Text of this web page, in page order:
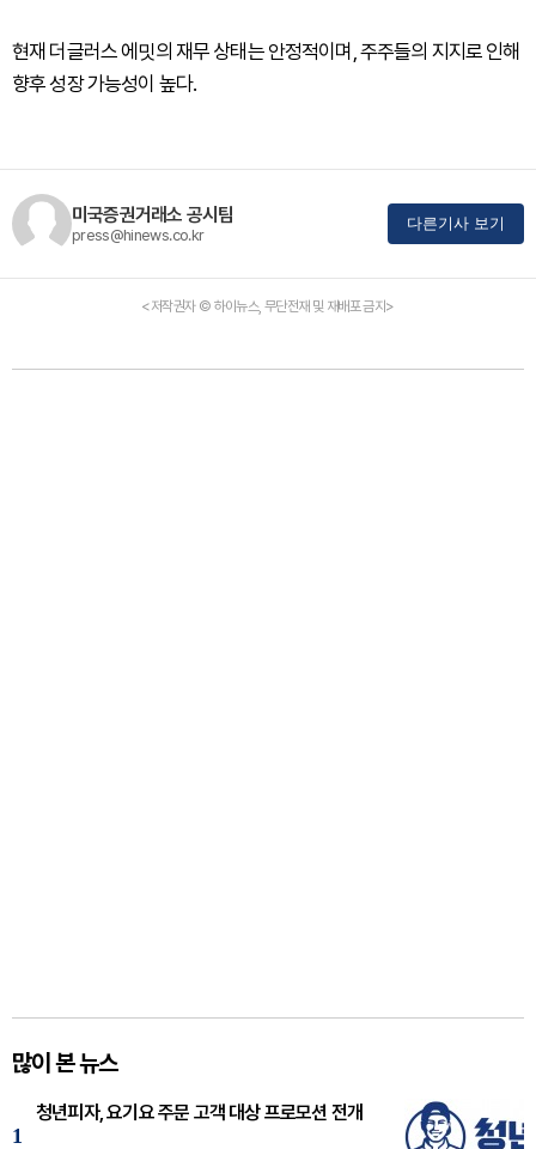
현재 더글러스 에밋의 재무 상태는 안정적이며, 주주들의 지지로 인해
향후 성장 가능성이 높다.
미국증권거래소 공시팀
press@hinews.co.kr
다른기사 보기
<저작권자 © 하이뉴스, 무단전재 및 재배포 금지>
많이 본 뉴스
1
청년피자, 요기요 주문 고객 대상 프로모션 전개